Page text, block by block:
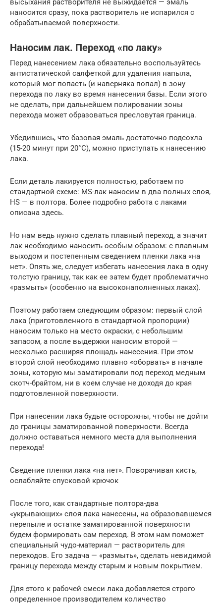
высыхания растворителя не выжидается — эмаль
наносится сразу, пока растворитель не испарился с
обрабатываемой поверхности.
Наносим лак. Переход «по лаку»
Перед нанесением лака обязательно воспользуйтесь
антистатической салфеткой для удаления напыла,
который мог попасть (и наверняка попал) в зону
перехода по лаку во время нанесения базы. Если этого
не сделать, при дальнейшем полировании зоны
перехода может образоваться пресловутая граница.
Убедившись, что базовая эмаль достаточно подсохла
(15-20 минут при 20°C), можно приступать к нанесению
лака.
Если деталь лакируется полностью, работаем по
стандартной схеме: MS-лак наносим в два полных слоя,
HS — в полтора. Более подробно работа с лаками
описана здесь.
Но нам ведь нужно сделать плавный переход, а значит
лак необходимо наносить особым образом: с плавным
выходом и постепенным сведением пленки лака «на
нет». Опять же, следует избегать нанесения лака в одну
толстую границу, так как ее затем будет проблематично
«размыть» (особенно на высоконаполненных лаках).
Поэтому работаем следующим образом: первый слой
лака (приготовленного в стандартной пропорции)
наносим только на место окраски, с небольшим
запасом, а после выдержки наносим второй —
несколько расширяя площадь нанесения. При этом
второй слой необходимо плавно «оборвать» в начале
зоны, которую мы заматировали под переход медным
скотч-брайтом, ни в коем случае не доходя до края
подготовленной поверхности.
При нанесении лака будьте осторожны, чтобы не дойти
до границы заматированной поверхности. Всегда
должно оставаться немного места для выполнения
перехода!
Сведение пленки лака «на нет». Поворачивая кисть,
ослабляйте спусковой крючок
После того, как стандартные полтора-два
«укрывающих» слоя лака нанесены, на образовавшемся
перепыле и остатке заматированной поверхности
будем формировать сам переход. В этом нам поможет
специальный чудо-материал — растворитель для
переходов. Его задача — «размыть», сделать невидимой
границу перехода между старым и новым покрытием.
Для этого к рабочей смеси лака добавляется строго
определенное производителем количество